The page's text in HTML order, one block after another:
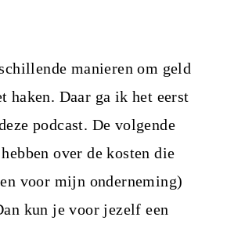
manieren om geld
haken. Daar ga ik het eerst
podcast. De volgende
over de kosten die
voor mijn onderneming)
kun je voor jezelf een